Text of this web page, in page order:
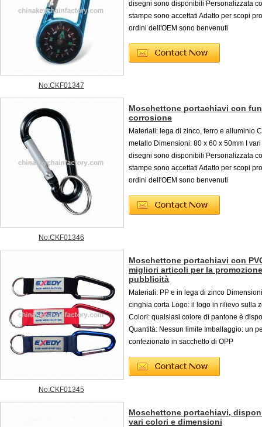
No:CKF01347
disegni sono disponibili Personalizzata
stampe sono accettati Adatto per scopi
ordini dell'OEM sono benvenuti
No:CKF01346
Moschettone portachiavi con
corrosione
Materiali: lega di zinco, ferro e alluminio
metallo Dimensioni: 80 x 60 x 50mm I
disegni sono disponibili Personalizzata
stampe sono accettati Adatto per scopi
ordini dell'OEM sono benvenuti
No:CKF01345
Moschettone portachiavi con
migliori articoli per la
pubblicità
Materiali: PP e in lega di zinco
cinghia corta Logo: il logo in rilievo sulla
Colori: qualsiasi colore di pantone è
Quantità: Nessun limite Imballaggio: un
confezionato in sacchetto di OPP
Moschettone portachiavi,
vari colori e dimensioni